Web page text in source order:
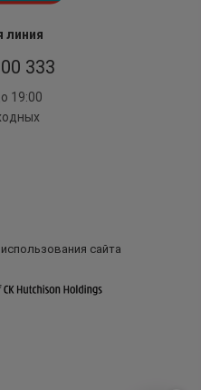
линия
333
19:00
сайта